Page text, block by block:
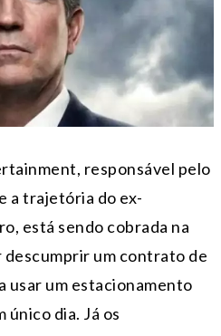
responsável pelo
a trajetória do ex-
está sendo cobrada na
descumprir um contrato de
usar um estacionamento
único dia. Já os